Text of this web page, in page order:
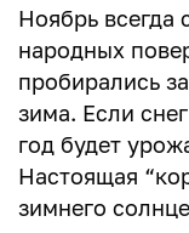
Ноябрь всегда
народных
пробирались
зима. Если
год будет
Настоящая
зимнего